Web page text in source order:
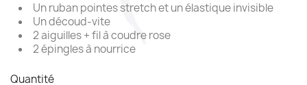
Un ruban pointes stretch et un élastique invisible
Un découd-vite
2 aiguilles + fil à coudre rose
2 épingles à nourrice
Quantité